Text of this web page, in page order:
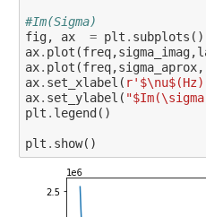
#Im(Sigma)
fig, ax = plt . subplots ()
ax. plot (freq,sigma_imag,
ax. plot (freq,sigma_aprox,
ax. set_xlabel ( r
ax. set_ylabel (
plt . legend ()
plt . show()